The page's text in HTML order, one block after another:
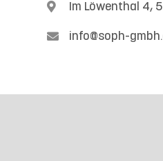
 Im Löwenthal 4,
 info@soph-